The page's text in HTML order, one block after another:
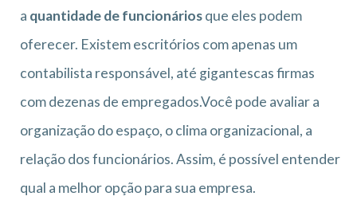
a quantidade de funcionáriosque eles podem
oferecer. Existem escritórios com apenas um
contabilista responsável, até gigantescas firmas
com dezenas de empregados.Você pode avaliar a
organização do espaço, o clima organizacional, a
relação dos funcionários. Assim, é possível entender
qual a melhor opção para sua empresa.